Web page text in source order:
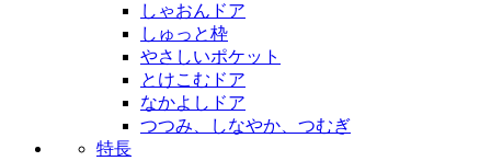
しゃおんドア
しゅっと枠
やさしいポケット
とけこむドア
なかよしドア
つつみ、しなやか、つむぎ
特長